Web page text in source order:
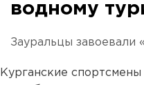
водному
Зауральцы завоевали
Курганские спортсмены